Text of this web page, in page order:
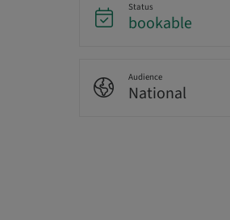
Status
bookable
Audience
National